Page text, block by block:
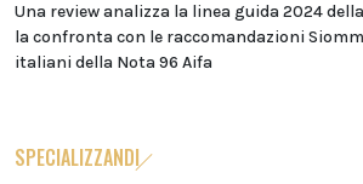
Una review analizza la linea guida 2024
la confronta con le raccomandazioni
italiani della Nota 96 Aifa
SPECIALIZZANDI